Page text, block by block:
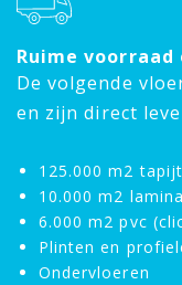
Ruime
De volgende
en zijn direct
125.000 m2
10.000 m2
6.000 m2 pvc
Plinten en
Ondervloeren